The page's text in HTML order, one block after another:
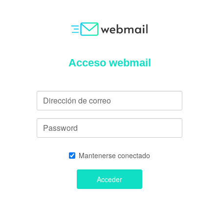
Acceso webmail
Dirección
de
Password
Mantenerse conectado